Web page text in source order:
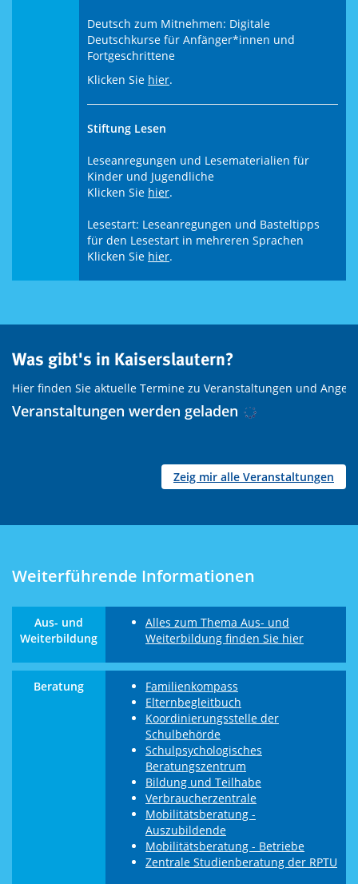
Deutsch zum Mitnehmen: Digitale
Deutschkurse für Anfänger*innen und
Fortgeschrittene
Klicken Sie hier.
Stiftung Lesen
Leseanregungen und Lesematerialien für
Kinder und Jugendliche
Klicken Sie hier.
Lesestart: Leseanregungen und Basteltipps
für den Lesestart in mehreren Sprachen
Klicken Sie hier.
Was gibt's in Kaiserslautern?
Hier finden Sie aktuelle Termine zu Veranstaltungen und
Veranstaltungen werden geladen
Zeig mir alle Veranstaltungen
Weiterführende Informationen
Aus- und
Weiterbildung
Alles zum Thema Aus- und
Weiterbildung finden Sie hier
Beratung
Familienkompass
Elternbegleitbuch
Koordinierungsstelle der
Schulbehörde
Schulpsychologisches
Beratungszentrum
Bildung und Teilhabe
Verbraucherzentrale
Mobilitätsberatung -
Auszubildende
Mobilitätsberatung - Betriebe
Zentrale Studienberatung der RPTU